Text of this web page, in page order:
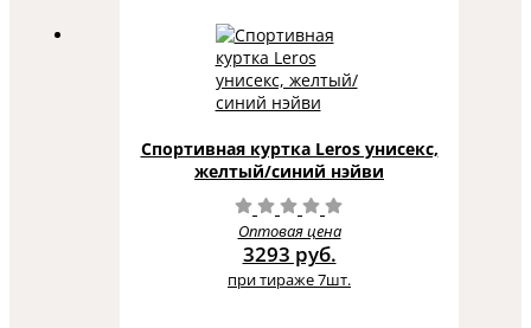
Спортивная куртка Leros унисекс,
желтый/синий нэйви
Оптовая цена
3293 руб.
при тираже 7шт.